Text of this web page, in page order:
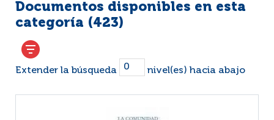
Documentos disponibles en esta
categoría (423)
Extender la búsqueda nivel(es) hacia abajo